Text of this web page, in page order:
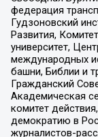
федерация
Гудзоновский
Развития,
университет,
международных
башни, Библии и
Гражданский
Академическая
комитет
демократию в
журналистов-